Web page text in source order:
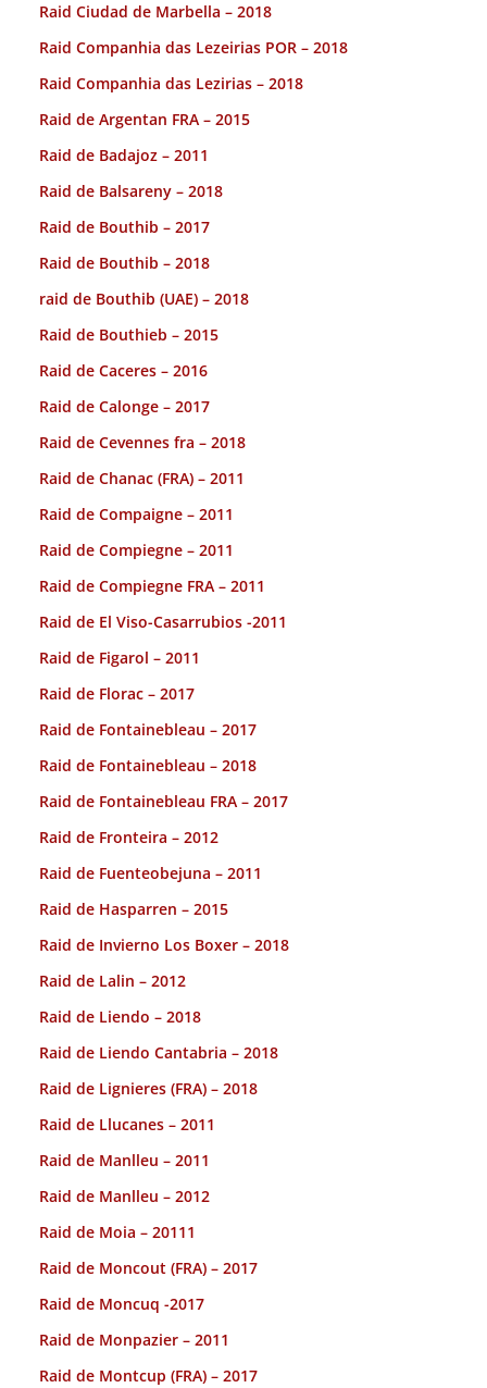
Raid Ciudad de Marbella – 2018
Raid Companhia das Lezeirias POR – 2018
Raid Companhia das Lezirias – 2018
Raid de Argentan FRA – 2015
Raid de Badajoz – 2011
Raid de Balsareny – 2018
Raid de Bouthib – 2017
Raid de Bouthib – 2018
raid de Bouthib (UAE) – 2018
Raid de Bouthieb – 2015
Raid de Caceres – 2016
Raid de Calonge – 2017
Raid de Cevennes fra – 2018
Raid de Chanac (FRA) – 2011
Raid de Compaigne – 2011
Raid de Compiegne – 2011
Raid de Compiegne FRA – 2011
Raid de El Viso-Casarrubios -2011
Raid de Figarol – 2011
Raid de Florac – 2017
Raid de Fontainebleau – 2017
Raid de Fontainebleau – 2018
Raid de Fontainebleau FRA – 2017
Raid de Fronteira – 2012
Raid de Fuenteobejuna – 2011
Raid de Hasparren – 2015
Raid de Invierno Los Boxer – 2018
Raid de Lalin – 2012
Raid de Liendo – 2018
Raid de Liendo Cantabria – 2018
Raid de Lignieres (FRA) – 2018
Raid de Llucanes – 2011
Raid de Manlleu – 2011
Raid de Manlleu – 2012
Raid de Moia – 20111
Raid de Moncout (FRA) – 2017
Raid de Moncuq -2017
Raid de Monpazier – 2011
Raid de Montcup (FRA) – 2017